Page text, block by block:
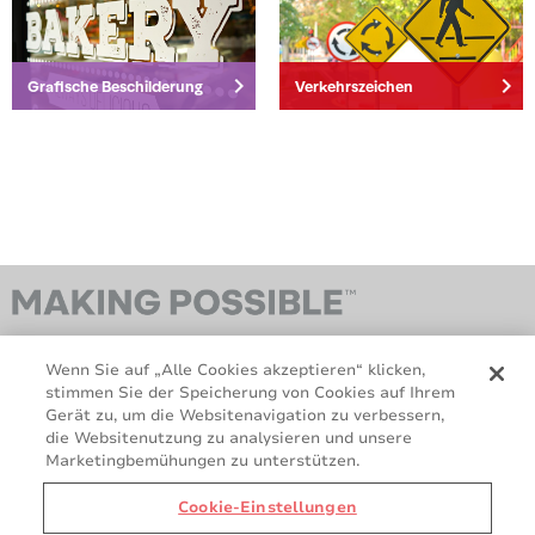
Verpackungsbereich
Grafische Beschilderung keyboard_arrow_right Verkehrszeichen keyboard_arrow_right
Rechtliche Hinweise und
Verkaufsbedingungen
Wenn Sie auf „Alle Cookies akzeptieren“ klicken,
stimmen Sie der Speicherung von Cookies auf Ihrem
Gerät zu, um die Websitenavigation zu verbessern,
die Websitenutzung zu analysieren und unsere
Marketingbemühungen zu unterstützen.
Cookie-Einstellungen